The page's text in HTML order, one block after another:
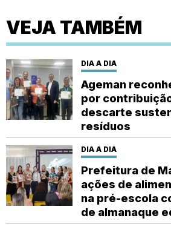
VEJA TAMBÉM
DIA A DIA
Ageman
por
descarte
resíduos
DIA A DIA
Prefeitura de
ações de
na pré-escola
de almanaque